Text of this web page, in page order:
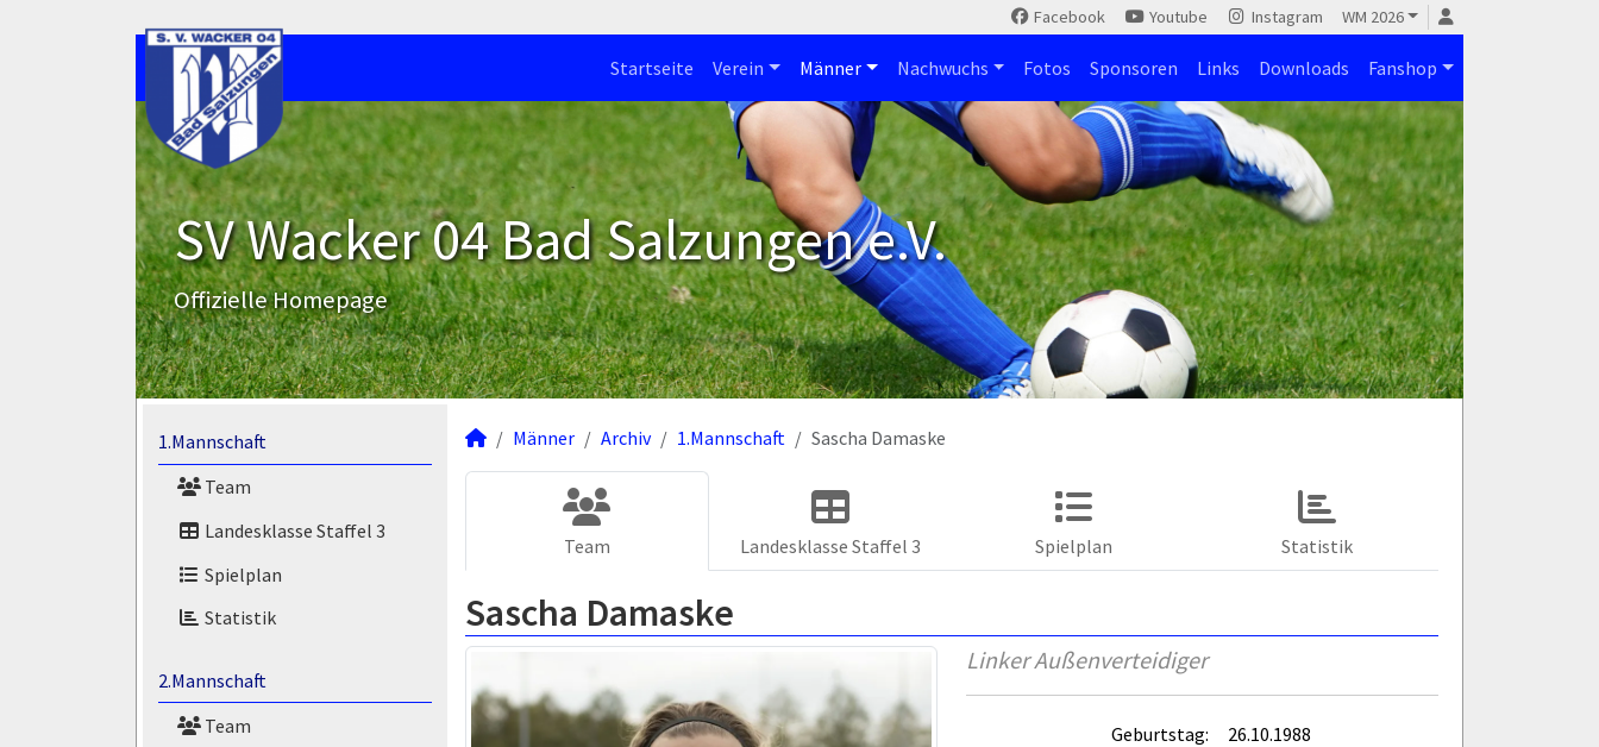
Facebook Youtube Instagram WM 2026
Startseite Verein Männer Nachwuchs Fotos Sponsoren Links Downloads Fanshop
SV Wacker 04 Bad Salzungen e.V.
Offizielle Homepage
1.Mannschaft
Team
Landesklasse Staffel 3
Spielplan
Statistik
2.Mannschaft
Team
Männer Archiv 1.Mannschaft Sascha Damaske
Team Landesklasse Staffel 3 Spielplan Statistik
Sascha Damaske
Linker Außenverteidiger
Geburtstag:
26.10.1988